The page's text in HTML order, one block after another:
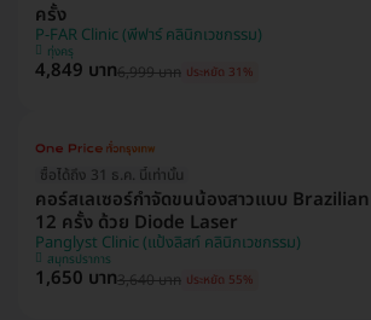
ครั้ง
P-FAR Clinic (พีฟาร์ คลินิกเวชกรรม)
ทุ่งครุ
4,849 บาท6,999 บาท ประหยัด 31%
ซื้อได้ถึง 31 ธ.ค. นี้เท่านั้น
คอร์สเลเซอร์กำจัดขนน้องสาวแบบ
12 ครั้ง ด้วย Diode Laser
Panglyst Clinic (แป้งลิสท์ คลินิกเวชกรรม)
สมุทรปราการ
1,650 บาท3,640 บาท ประหยัด 55%